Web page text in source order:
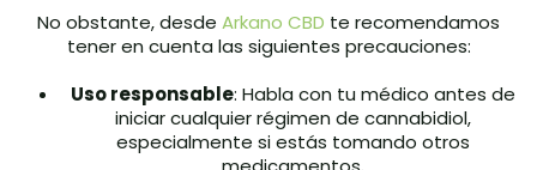
No obstante, desde Arkano CBD te recomendamos
tener en cuenta las siguientes precauciones:
Uso responsable: Habla con tu médico antes de
iniciar cualquier régimen de cannabidiol,
especialmente si estás tomando otros